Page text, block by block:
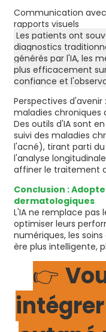
Communication
rapports visuels
Les patients ont
diagnostics
générés par l'IA, les
plus efficacement
confiance et
Perspectives d'avenir
maladies chroniques
Des outils d'IA sont
suivi des maladies
l'acné), tirant parti
l'analyse
affiner le traitement
Conclusion :
dermatologiques
L'IA ne remplace pas
optimiser leurs
numériques, les
ère plus intelligente,
👉